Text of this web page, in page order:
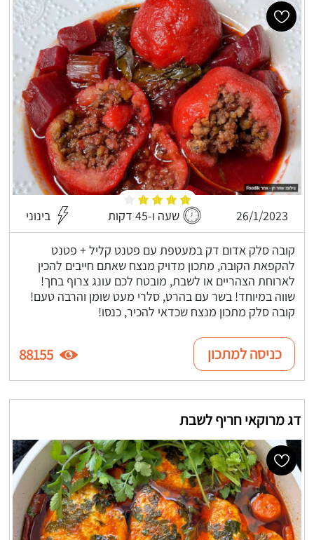
26/1/2023 שעה ו-45 דקות בינוני
קובה סלק אדום דק במעטפת עם פטנט קליל + פטנט
להקפאת הקובה, מתכון מדויק מנצח שאתם חייבים להכין
לארוחת הצהריים או לשבת, מובטח לכם עונג צרוף בחך!
שווה במיוחד! בשר עם בהרט, סלרי מעט שומן והרבה טעם!
קובה סלק מתכון מנצח שכדאי להכיר, כנסו!
כניסה למתכון 88155
דג מרוקאי חריף לשבת